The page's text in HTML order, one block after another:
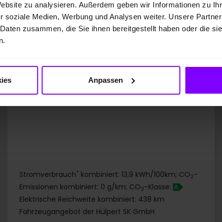
zu analysieren. Außerdem geben wir Informationen zu
soziale Medien, Werbung und Analysen weiter. Unsere
zusammen, die Sie ihnen bereitgestellt haben oder die
Anpassen
UPE: 43.005,00 EUR
Preis inkl. MwSt.
37.219,00 EUR
Stromverbrauch* kombiniert: 13,9 kWh/100km; CO2-
Emissionen kombiniert: 0 g/km; CO2-Klasse: A
Elektrische Reichweite kombiniert: 438 km
Fahrzeugangebot der Hülpert SK GmbH